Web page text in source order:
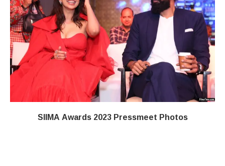
SIIMA Awards 2023 Pressmeet Photos